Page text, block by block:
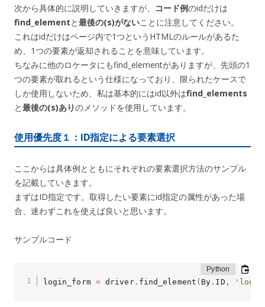
次から具体的に説明していきますが、
コード例のidだけは
find_elementと最後の(s)がないことに注意してください。
これはidだけはページ内で1つというHTMLのルールがあるた
め、1つの要素が返却されることを意味しています。
ちなみに他のロケータにもfind_elementがありますが、先頭の1
つの要素が取れるという仕様になっており、限られたケースで
しか使用しないため、私は基本的にはid以外はfind_elements
と最後の(s)ありのメソッドを使用しています。
使用優先度１：ID指定による要素選択
ここからは具体例とともにそれぞれの要素選択方法のサンプル
を記載していきます。
まずはID指定です。取得したい要素にid指定の属性があった場
合、迷わずこれを使えば良いと思います。
サンプルコード
login_form = driver. find_element ( By . ID ,